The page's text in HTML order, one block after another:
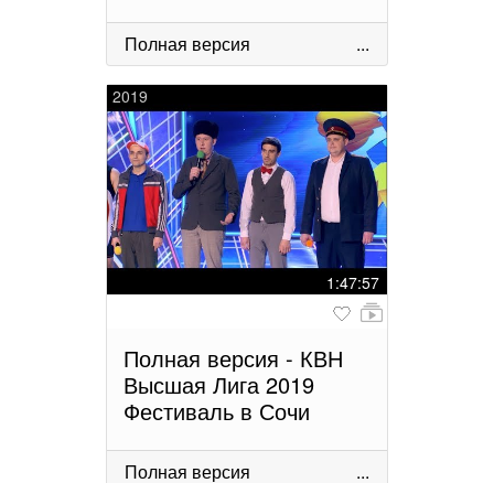
Полная версия ...
2019
1:47:57
Полная версия - КВН
Высшая Лига 2019
Фестиваль в Сочи
Полная версия ...